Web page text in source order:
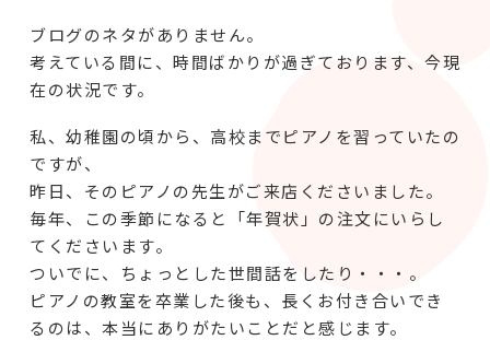
ブログのネタがありません。
考えている間に、時間ばかりが過ぎております、今現
在の状況です。
私、幼稚園の頃から、高校までピアノを習っていたの
ですが、
昨日、そのピアノの先生がご来店くださいました。
毎年、この季節になると「年賀状」の注文にいらし
てくださいます。
ついでに、ちょっとした世間話をしたり・・・。
ピアノの教室を卒業した後も、長くお付き合いでき
るのは、本当にありがたいことだと感じます。